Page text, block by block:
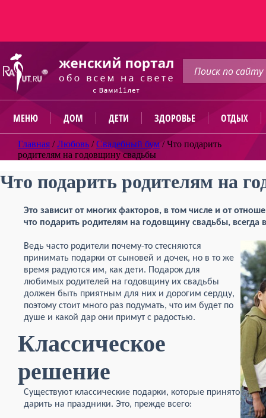
МЕНЮ ДОМ ДЕТИ ЗДОРОВЬЕ ОТДЫХ
Главная /Любовь /Свадебный бум /Что подарить
родителям на годовщину свадьбы
Что подарить родителям на
Это зависит от многих факторов, в том числе и от
что подарить родителям на годовщину свадьбы, всегда
Ведь часто родители почему-то стесняются
принимать подарки от сыновей и дочек, но в то же
время радуются им, как дети. Подарок для
любимых родителей на годовщину их свадьбы
должен быть приятным для них и дорогим сердцу,
поэтому стоит много раз подумать, что им будет по
душе и какой дар они примут с радостью.
Классическое
решение
Существуют классические подарки, которые принято
дарить на праздники. Это, прежде всего: